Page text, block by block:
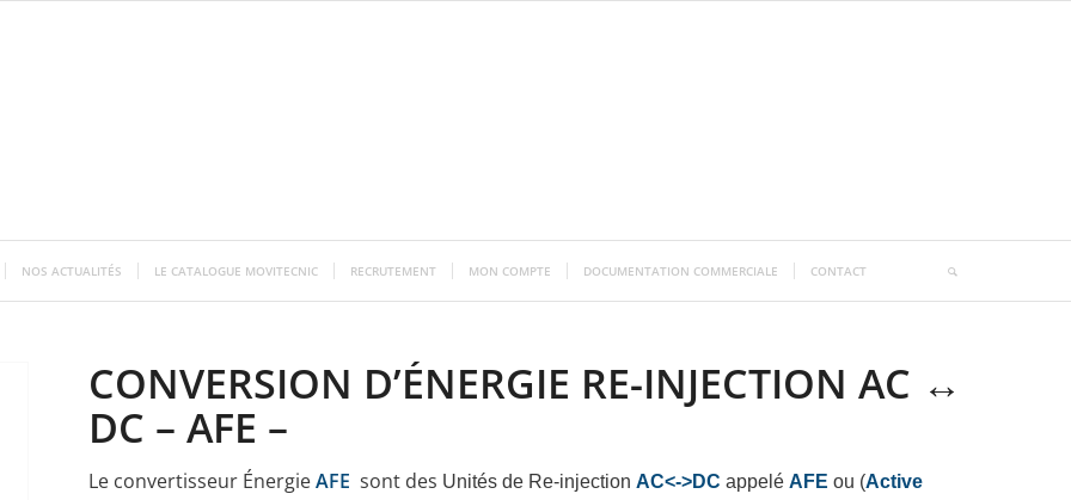
NOS ACTUALITÉS LE CATALOGUE MOVITECNIC RECRUTEMENT MON COMPTE DOCUMENTATION COMMERCIALE CONTACT
CONVERSION D’ÉNERGIE RE-INJECTION AC ↔
DC – AFE –
Le convertisseur ÉnergieAFE sont des Unités de Re-injection AC<->DC appelé AFE ou (Active